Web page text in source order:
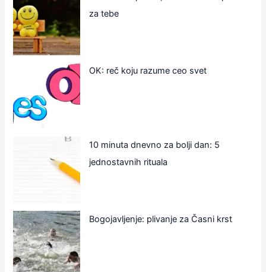
za tebe
OK: reč koju razume ceo svet
10 minuta dnevno za bolji dan: 5
jednostavnih rituala
Bogojavljenje: plivanje za Časni krst